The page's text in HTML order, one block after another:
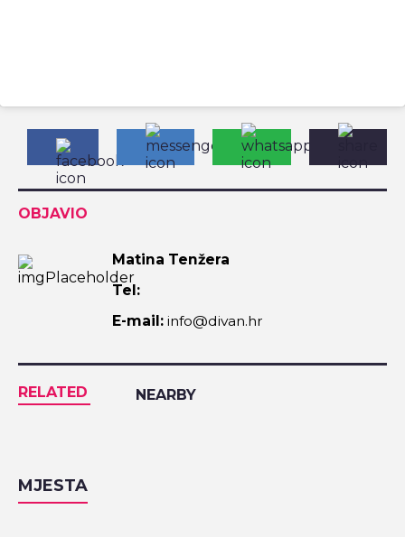
OBJAVIO
Matina Tenžera
Tel:
E-mail: info@divan.hr
RELATED NEARBY
MJESTA